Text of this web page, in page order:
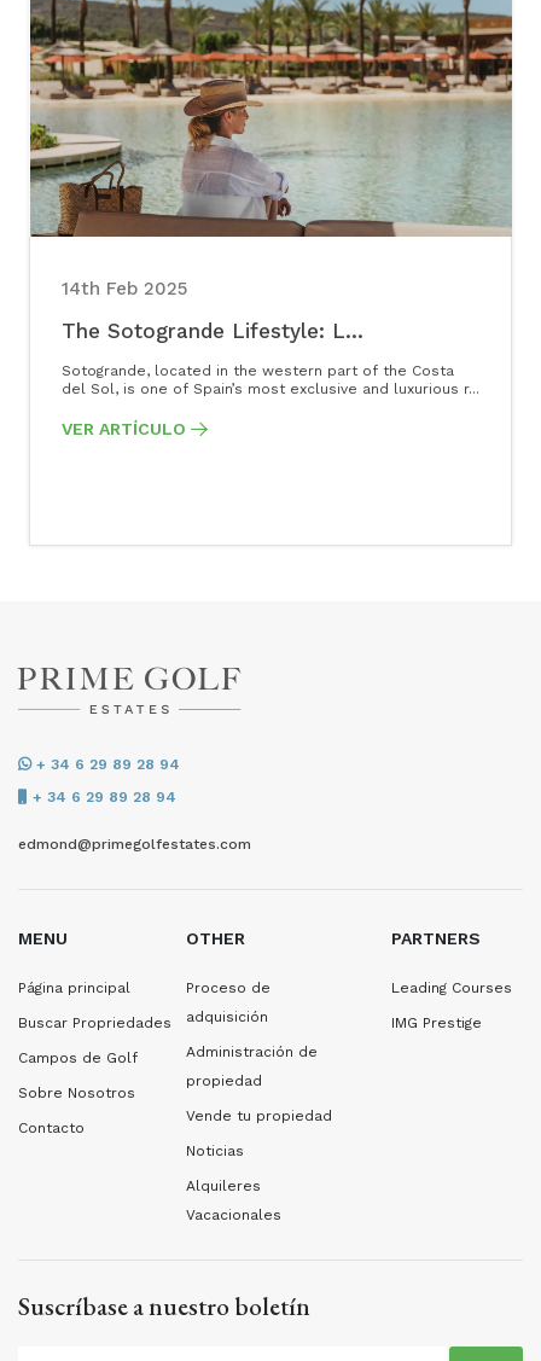
14th Feb 2025
The Sotogrande Lifestyle: L...
Sotogrande, located in the western part of the Costa
del Sol, is one of Spain’s most exclusive and luxurious r...
VER ARTÍCULO
+ 34 6 29 89 28 94
+ 34 6 29 89 28 94
edmond@primegolfestates.com
MENU
Página principal
Buscar Propriedades
Campos de Golf
Sobre Nosotros
Contacto
OTHER
Proceso de
adquisición
Administración de
propiedad
Vende tu propiedad
Noticias
Alquileres
Vacacionales
PARTNERS
Leading Courses
IMG Prestige
Suscríbase a nuestro boletín